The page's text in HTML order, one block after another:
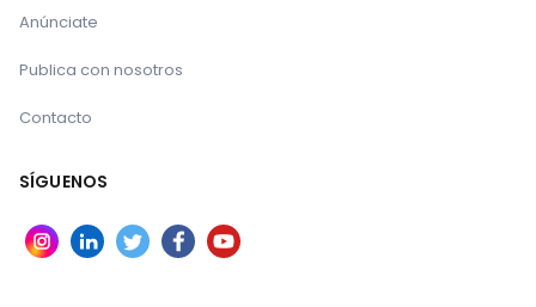
Anúnciate
Publica con nosotros
Contacto
SÍGUENOS